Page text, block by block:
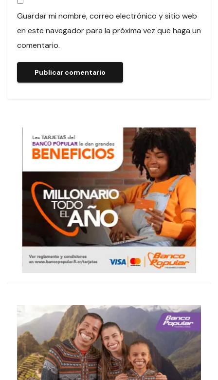
Guardar mi nombre, correo electrónico y sitio web
en este navegador para la próxima vez que haga un
comentario.